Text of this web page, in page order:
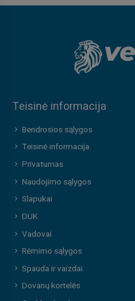
Teisinė informacija
Bendrosios sąlygos
Teisinė informacija
Privatumas
Naudojimo sąlygos
Slapukai
DUK
Vadovai
Rėmimo sąlygos
Spauda ir vaizdai
Dovanų kortelės